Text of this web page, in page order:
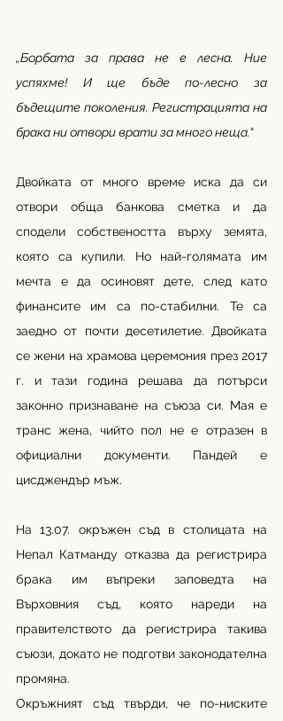
„Борбата за права не е лесна. Ние
успяхме! И ще бъде по-лесно за
бъдещите поколения. Регистрацията на
брака ни отвори врати за много неща.“
Двойката от много време иска да си
отвори обща банкова сметка и да
сподели собствеността върху земята,
която са купили. Но най-голямата им
мечта е да осиновят дете, след като
финансите им са по-стабилни. Те са
заедно от почти десетилетие. Двойката
се жени на храмова церемония през 2017
г. и тази година решава да потърси
законно признаване на съюза си. Мая е
транс жена, чийто пол не е отразен в
официални документи. Пандей е
цисджендър мъж.
На 13.07. окръжен съд в столицата на
Непал Катманду отказва да регистрира
брака им въпреки заповедта на
Върховния съд, която нареди на
правителството да регистрира такива
съюзи, докато не подготви законодателна
промяна.
Окръжният съд твърди, че по-ниските